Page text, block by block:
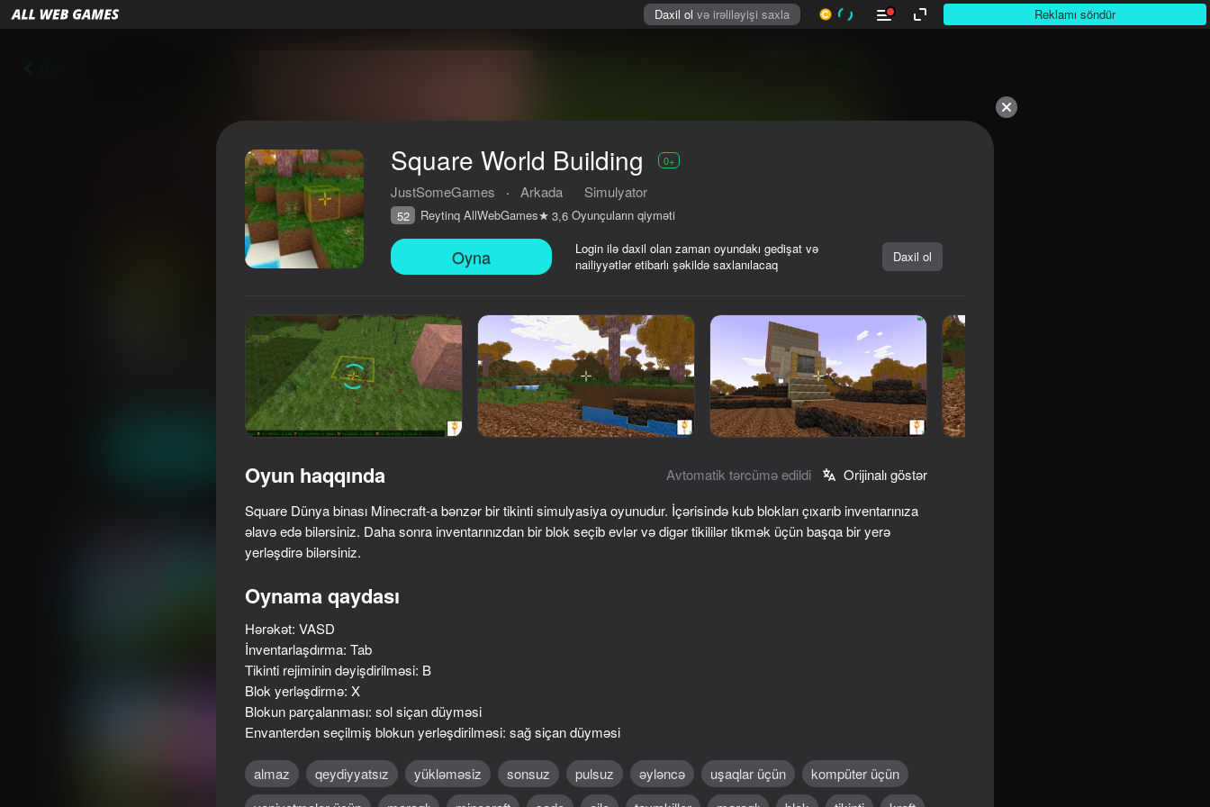
Daxil ol və irəliləyişi saxla Reklamı söndür
Square World Building
Reytinq AllWebGames 3,6Oyunçuların qiyməti 0+
Simulyator JustSomeGames
86
BlockCraft
73 68 67
Square World Building 0+
JustSomeGames · Arkada Simulyator
52 Reytinq AllWebGames 3,6 Oyunçuların qiyməti
Oyna
Login ilə daxil olan zaman oyundakı gedişat və
nailiyyətlər etibarlı şəkildə saxlanılacaq
Daxil ol
Oyun haqqında Avtomatik tərcümə edildi
Orijinalı göstər
Square Dünya binası Minecraft-a bənzər bir tikinti simulyasiya oyunudur. İçərisində kub blokları çıxarıb inventarınıza
əlavə edə bilərsiniz. Daha sonra inventarınızdan bir blok seçib evlər və digər tikililər tikmək üçün başqa bir yerə
yerləşdirə bilərsiniz.
Oynama qaydası
Hərəkət: VASD
İnventarlaşdırma: Tab
Tikinti rejiminin dəyişdirilməsi: B
Blok yerləşdirmə: X
Blokun parçalanması: sol siçan düyməsi
Envanterdən seçilmiş blokun yerləşdirilməsi: sağ siçan düyməsi
almaz qeydiyyatsız yükləməsiz sonsuz pulsuz əyləncə uşaqlar üçün
kompüter üçün